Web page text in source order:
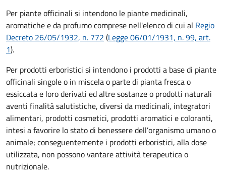
Per piante officinali si intendono le piante medicinali,
aromatiche e da profumo comprese nell'elenco di cui al Regio
Decreto 26/05/1932, n. 772 (Legge 06/01/1931, n. 99, art.
1).
Per prodotti erboristici si intendono i prodotti a base di piante
officinali singole o in miscela o parte di pianta fresca o
essiccata e loro derivati ed altre sostanze o prodotti naturali
aventi finalità salutistiche, diversi da medicinali, integratori
alimentari, prodotti cosmetici, prodotti aromatici e coloranti,
intesi a favorire lo stato di benessere dell’organismo umano o
animale; conseguentemente i prodotti erboristici, alla dose
utilizzata, non possono vantare attività terapeutica o
nutrizionale.